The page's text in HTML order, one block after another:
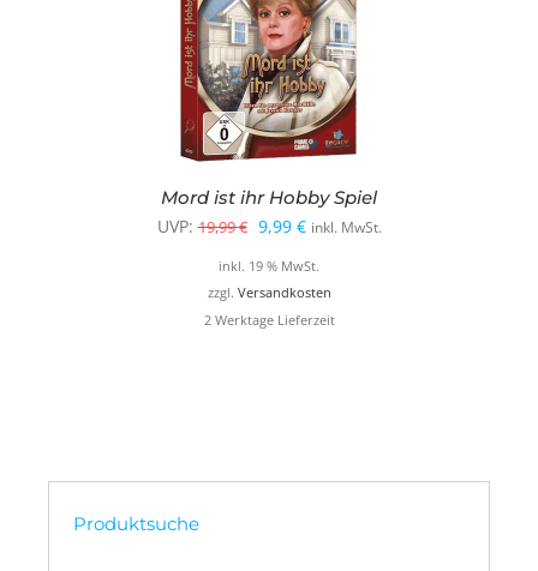
Mord ist ihr Hobby Spiel
UVP: 19,99€ Ursprünglicher
Preis
war:
19,99 €
9,99 €Aktueller
Preis
ist:
9,99 €.
inkl. MwSt.
inkl. 19 % MwSt.
zzgl. Versandkosten
2 Werktage Lieferzeit
Produktsuche